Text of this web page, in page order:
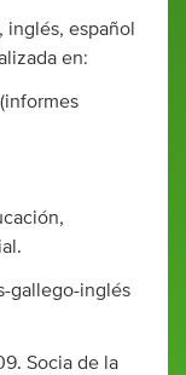
inglés, español
en:
gallego-inglés
Socia de la